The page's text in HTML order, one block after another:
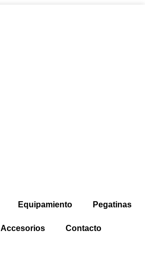
Equipamiento Pegatinas
Accesorios Contacto